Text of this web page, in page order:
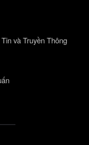
và Truyền Thông